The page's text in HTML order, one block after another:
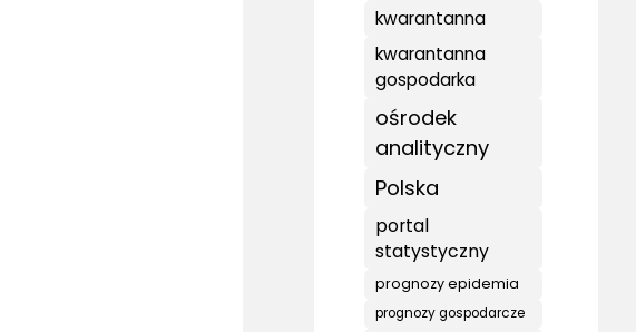
kwarantanna
kwarantanna
gospodarka
ośrodek
analityczny
Polska
portal
statystyczny
prognozy epidemia
prognozy gospodarcze